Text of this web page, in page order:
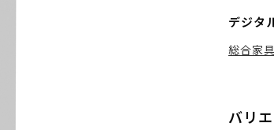
デジタ
総合家
バリ